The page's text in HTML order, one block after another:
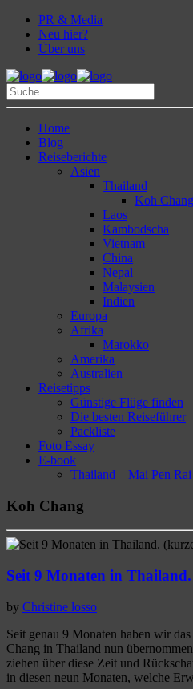
PR & Media
Neu hier?
Über uns
Home
Blog
Reiseberichte
Asien
Thailand
Koh Chang
Laos
Kambodscha
Vietnam
China
Nepal
Malaysien
Indien
Europa
Afrika
Marokko
Amerika
Australien
Reisetipps
Günstige Flüge finden
Die besten Reiseführer
Packliste
Foto Essay
E-book
Thailand – Mai Pen Rai
Koh Chang
Seit 9 Monaten in Thailand.
by Christine losso
Seit genau 9 Monaten haben wir
Chang in Thailand nun
ziehen über diese Zeit und
in diesen neun Monaten, welche